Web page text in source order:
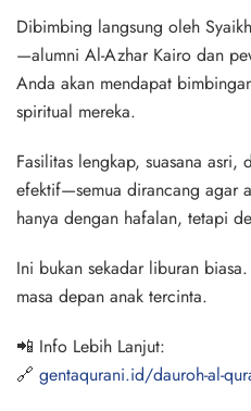
Dibimbing langsung oleh
—alumni Al-Azhar Kairo dan
Anda akan mendapat
spiritual mereka.
Fasilitas lengkap, suasana asri,
efektif—semua dirancang agar
hanya dengan hafalan, tetapi
Ini bukan sekadar liburan
masa depan anak tercinta.
📲 Info Lebih Lanjut:
🔗 gentaqurani.id/dauroh-al-